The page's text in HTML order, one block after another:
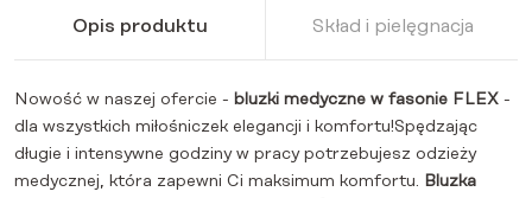
Opis produktu Skład i pielęgnacja
Nowość w naszej ofercie - bluzki medyczne w fasonie FLEX -
dla wszystkich miłośniczek elegancji i komfortu!Spędzając
długie i intensywne godziny w pracy potrzebujesz odzieży
medycznej, która zapewni Ci maksimum komfortu. Bluzka